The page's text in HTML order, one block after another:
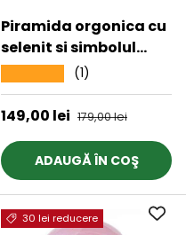
Piramida orgonica cu
selenit si simbolul
floarea vietii 8 cm -
pentru curatarea
energiei negative,
pozitiva
(1)
Preț de vânzare
149,00 lei Preț obișnuit
179,00 lei
ADAUGĂ ÎN COŞ
30 lei reducere